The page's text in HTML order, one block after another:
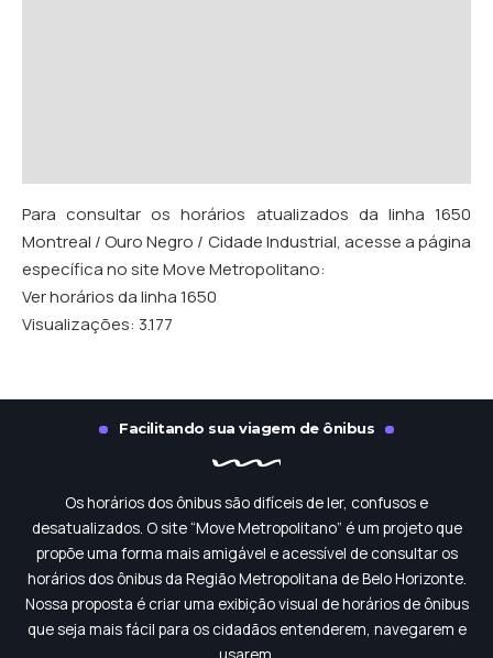
Para consultar os horários atualizados da linha 1650
Montreal / Ouro Negro / Cidade Industrial, acesse a página
específica no site Move Metropolitano:
Ver horários da linha 1650
Visualizações: 3.177
Facilitando sua viagem de ônibus
Os horários dos ônibus são difíceis de ler, confusos e
desatualizados. O site “Move Metropolitano” é um projeto que
propõe uma forma mais amigável e acessível de consultar os
horários dos ônibus da Região Metropolitana de Belo Horizonte.
Nossa proposta é criar uma exibição visual de horários de ônibus
que seja mais fácil para os cidadãos entenderem, navegarem e